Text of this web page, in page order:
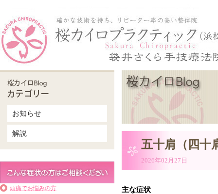
お知らせ
解説
頭痛でお悩みの方
五十肩（四十
2026年02月27日
主な症状